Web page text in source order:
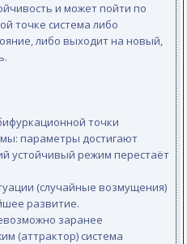
и может пойти по
точке система либо
либо выходит на новый,
точки
параметры достигают
устойчивый режим перестаёт
(случайные возмущения)
развитие.
заранее
(аттрактор) система